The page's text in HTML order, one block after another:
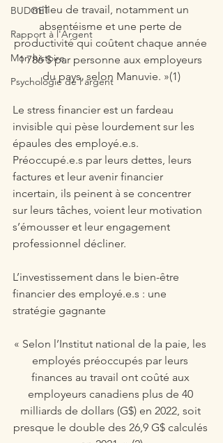
BUDGET
Rapport à l'Argent
Mon histoire
Psychologie de l'argent
milieu de travail, notamment un
absentéisme et une perte de
productivité qui coûtent chaque année
1 786 $ par personne aux employeurs
du pays, selon Manuvie. »(1)
Le stress financier est un fardeau
invisible qui pèse lourdement sur les
épaules des employé.e.s.
Préoccupé.e.s par leurs dettes, leurs
factures et leur avenir financier
incertain, ils peinent à se concentrer
sur leurs tâches, voient leur motivation
s’émousser et leur engagement
professionnel décliner.
L’investissement dans le bien-être
financier des employé.e.s : une
stratégie gagnante
« Selon l’Institut national de la paie, les
employés préoccupés par leurs
finances au travail ont coûté aux
employeurs canadiens plus de 40
milliards de dollars (G$) en 2022, soit
presque le double des 26,9 G$ calculés